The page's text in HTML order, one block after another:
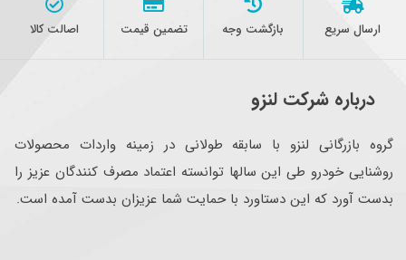
ارسال سریع بازگشت وجه تضمین قیمت اصالت کالا
درباره شرکت لنزو
گروه بازرگانی لنزو با سابقه طولانی در زمینه واردات محصولات
روشنایی خودرو طی این سالها توانسته اعتماد مصرف کنندگان عزیز را
بدست آورد که این دستاورد با حمایت شما عزیزان بدست آمده است.